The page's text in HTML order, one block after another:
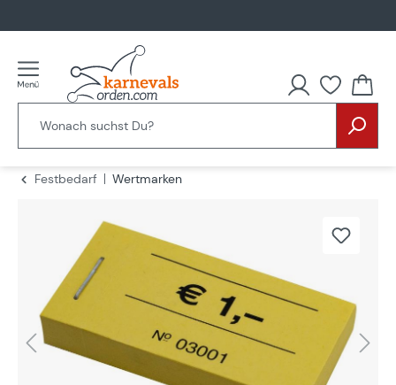
Festbedarf
Wertmarken